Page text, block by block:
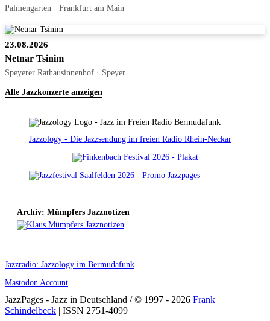
Palmengarten · Frankfurt am Main
23.08.2026
Netnar Tsinim
Speyerer Rathausinnenhof · Speyer
Alle Jazzkonzerte anzeigen
Jazzology - Die Jazzsendung im freien Radio Rhein-Neckar
Archiv: Mümpfers Jazznotizen
Jazzradio: Jazzology im Bermudafunk
Mastodon Account
JazzPages - Jazz in Deutschland / © 1997 - 2026 Frank
Schindelbeck | ISSN 2751-4099